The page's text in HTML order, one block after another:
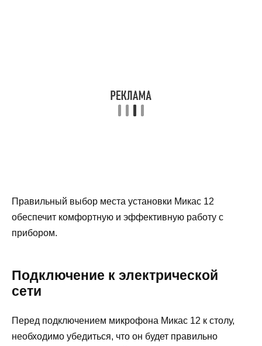
Правильный выбор места установки Микас 12
обеспечит комфортную и эффективную работу с
прибором.
Подключение к электрической
сети
Перед подключением микрофона Микас 12 к столу,
необходимо убедиться, что он будет правильно